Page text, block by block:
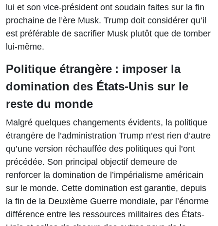
lui et son vice-président ont soudain faites sur la fin
prochaine de l’ère Musk. Trump doit considérer qu’il
est préférable de sacrifier Musk plutôt que de tomber
lui-même.
Politique étrangère : imposer la
domination des États-Unis sur le
reste du monde
Malgré quelques changements évidents, la politique
étrangère de l’administration Trump n’est rien d’autre
qu’une version réchauffée des politiques qui l’ont
précédée. Son principal objectif demeure de
renforcer la domination de l’impérialisme américain
sur le monde. Cette domination est garantie, depuis
la fin de la Deuxième Guerre mondiale, par l’énorme
différence entre les ressources militaires des États-